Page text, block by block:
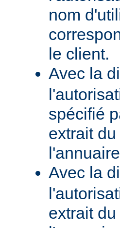
nom
le client.
Avec la
spécifié
extrait
Avec la
extrait